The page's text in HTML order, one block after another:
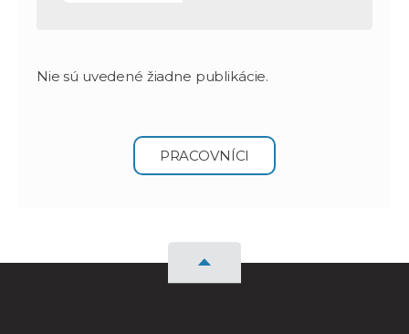
Nie sú uvedené žiadne publikácie.
PRACOVNÍCI